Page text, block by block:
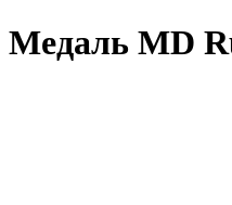
Медаль MD